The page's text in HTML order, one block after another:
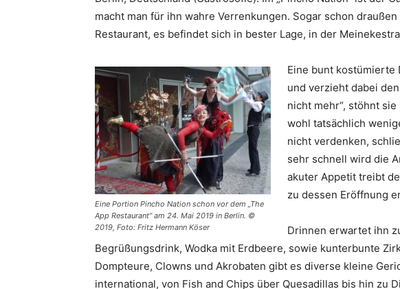
macht man für ihn wahre Verrenkungen. Sogar schon
Restaurant, es befindet sich in bester Lage, in der
Eine Portion Pincho Nation schon vor dem „The
App Restaurant“ am 24. Mai 2019 in Berlin. ©
2019, Foto: Fritz Hermann Köser
Eine bunt kostümierte
und verzieht dabei
nicht mehr“, stöhnt
wohl tatsächlich
nicht verdenken,
sehr schnell wird die
akuter Appetit treibt
zu dessen Eröffnung
Drinnen erwartet ihn
Begrüßungsdrink, Wodka mit Erdbeere, sowie kunterbunte
Dompteure, Clowns und Akrobaten gibt es diverse kleine
international, von Fish and Chips über Quesadillas bis hin zu